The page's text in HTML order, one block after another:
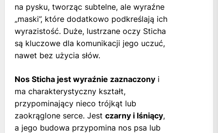
na pysku, tworząc subtelne, ale wyraźne
„maski”, które dodatkowo podkreślają ich
wyrazistość. Duże, lustrzane oczy Sticha
są kluczowe dla komunikacji jego uczuć,
nawet bez użycia słów.
Nos Sticha jest wyraźnie zaznaczony i
ma charakterystyczny kształt,
przypominający nieco trójkąt lub
zaokrąglone serce. Jest czarny i lśniący,
a jego budowa przypomina nos psa lub